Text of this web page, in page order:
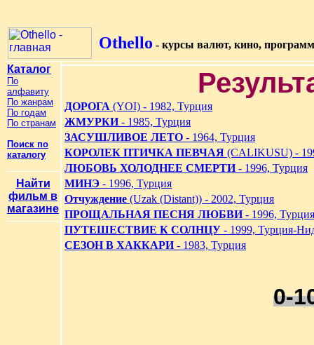
Othello - курсы валют, кино,
Каталог
По
алфавиту
По жанрам
По годам
По странам
Поиск по
каталогу
Найти
фильм в
магазине
ДОРОГА (YOI) - 1982, Турция
ЖМУРКИ- 1985, Турция
ЗАСУШЛИВОЕ ЛЕТО - 1964, Турция
КОРОЛЕК ПТИЧКА ПЕВЧАЯ (CALIKUSU) -
ЛЮБОВЬ ХОЛОДНЕЕ СМЕРТИ- 1996, Турция
МИНЭ - 1996, Турция
Отчуждение (Uzak (Distant)) - 2002, Турция
ПРОЩАЛЬНАЯ ПЕСНЯ ЛЮБВИ- 1996, Турция
ПУТЕШЕСТВИЕ К СОЛНЦУ - 1999, Турция-
СЕЗОН В ХАККАРИ- 1983, Турция
0-